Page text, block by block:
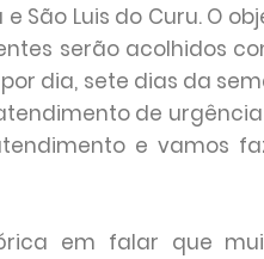
São Luis do Curu. O
serão acolhidos
dia, sete dias da
de
e vamos
em falar que